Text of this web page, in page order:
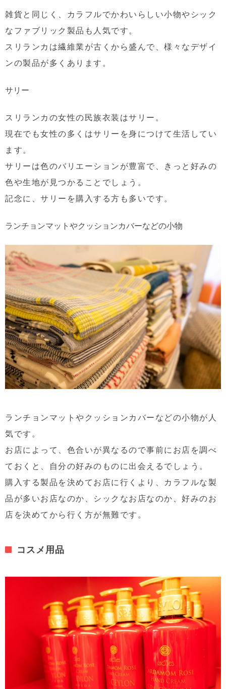
雑貨と同じく、カラフルでかわいらしい小物やシック
なファブリック製品も人気です。
スリランカは繊維業が古くから盛んで、様々なデザイ
ンの製品が多くあります。
サリー
スリランカの女性の民族衣装はサリー。
現在でも女性の多くはサリーを身につけて生活してい
ます。
サリーは色のバリエーションが豊富で、きっと好みの
色や生地が見つかることでしょう。
記念に、サリーを購入する方も多いです。
ランチョンマットやクッションカバーなどの小物
ランチョンマットやクッションカバーなどの小物が人
気です。
お店によって、色合いが異なるので事前にお店を調べ
ておくと、自分の好みのものに出会えるでしょう。
購入する製品を決めてお店に行くより、カラフルな製
品が多いお店なのか、シックなお店なのか、好みのお
店を決めてから行く方が無難です。
コスメ用品